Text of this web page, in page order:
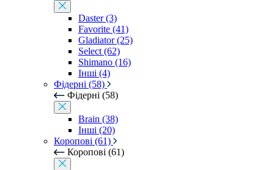
Daster (3)
Favorite (41)
Gladiator (25)
Select (62)
Shimano (16)
Інші (4)
Фідерні (58)
Фідерні (58)
Brain (38)
Інші (20)
Коропові (61)
Коропові (61)